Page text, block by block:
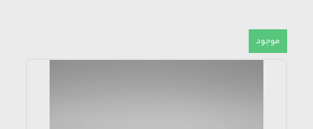
موجود